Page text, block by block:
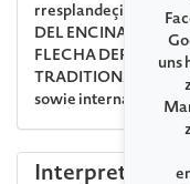
rresplandeçiente«
DEL ENCINA
»Gran
FLECHA DER ÄLTERE
TRADITIONAL
sowie internationale
Interpreti
uns